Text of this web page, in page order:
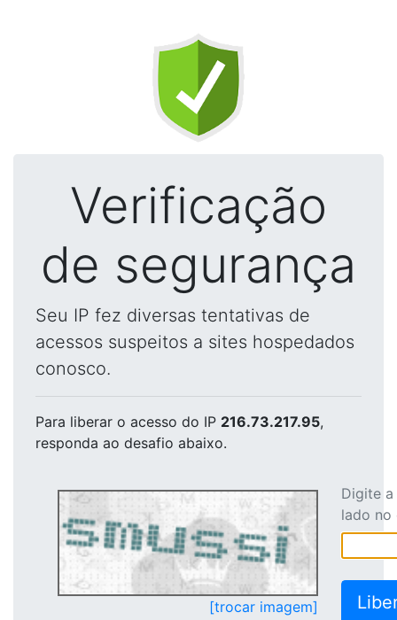
Verificação
de segurança
Seu IP fez diversas tentativas de
acessos suspeitos a sites hospedados
conosco.
Para liberar o acesso do IP 216.73.217.95,
responda ao desafio abaixo.
[trocar imagem]
Digite
lado no